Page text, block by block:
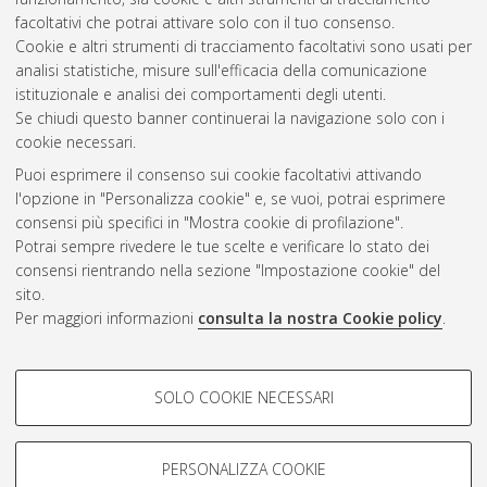
facoltativi che potrai attivare solo con il tuo consenso.
Cookie e altri strumenti di tracciamento facoltativi sono usati per
analisi statistiche, misure sull'efficacia della comunicazione
istituzionale e analisi dei comportamenti degli utenti.
Se chiudi questo banner continuerai la navigazione solo con i
cookie necessari.
Puoi esprimere il consenso sui cookie facoltativi attivando
l'opzione in "Personalizza cookie" e, se vuoi, potrai esprimere
consensi più specifici in "Mostra cookie di profilazione".
Potrai sempre rivedere le tue scelte e verificare lo stato dei
consensi rientrando nella sezione "Impostazione cookie" del
sito.
Per maggiori informazioni consulta la nostra Cookie policy.
COOKIE DI PROFILAZIONE -
Si tratta di cookie utilizzati per analizzare le caratteristiche della
navigazione degli utenti, creare profili in base al loro comportamento
SOLO COOKIE NECESSARI
PERSONALIZZA COOKIE
Seleziona una voce dall'elenco sottostante.
2009(5)
2008(4)
Atom
Rss 1.0
Rss 2.0
ISSN: 2038-7946
Impostazioni Cookie
Informativa sulla privacy
Condizioni d’uso del sito